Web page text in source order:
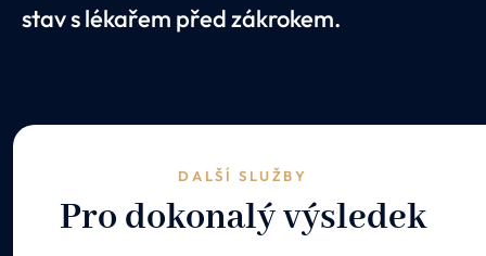
stav s lékařem před zákrokem.
DALŠÍ SLUŽBY
Pro dokonalý výsledek